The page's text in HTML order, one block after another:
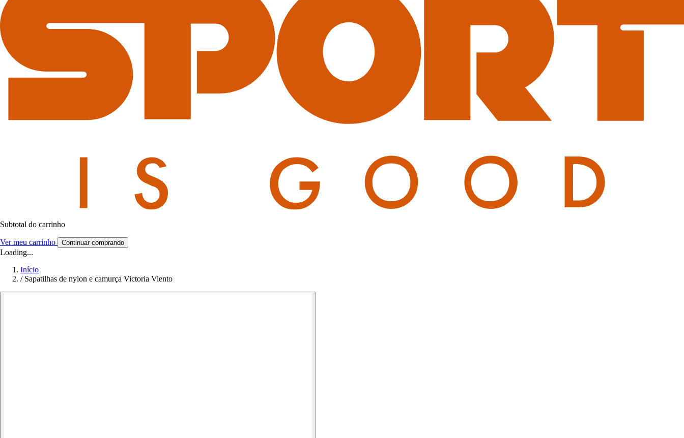
Subtotal do carrinho
Ver meu carrinho Continuar comprando
Loading...
Início
/ Sapatilhas de nylon e camurça Victoria Viento